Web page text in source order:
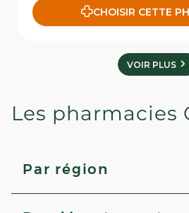
CHOISIR CETTE
VOIR PLUS
Les pharmacies
Par région